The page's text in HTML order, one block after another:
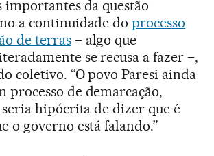
importantes da questão
a continuidade doprocesso
de terras– algo que
se recusa a fazer –,
coletivo. “O povo Paresi ainda
processo de demarcação,
hipócrita de dizer que é
o governo está falando.”